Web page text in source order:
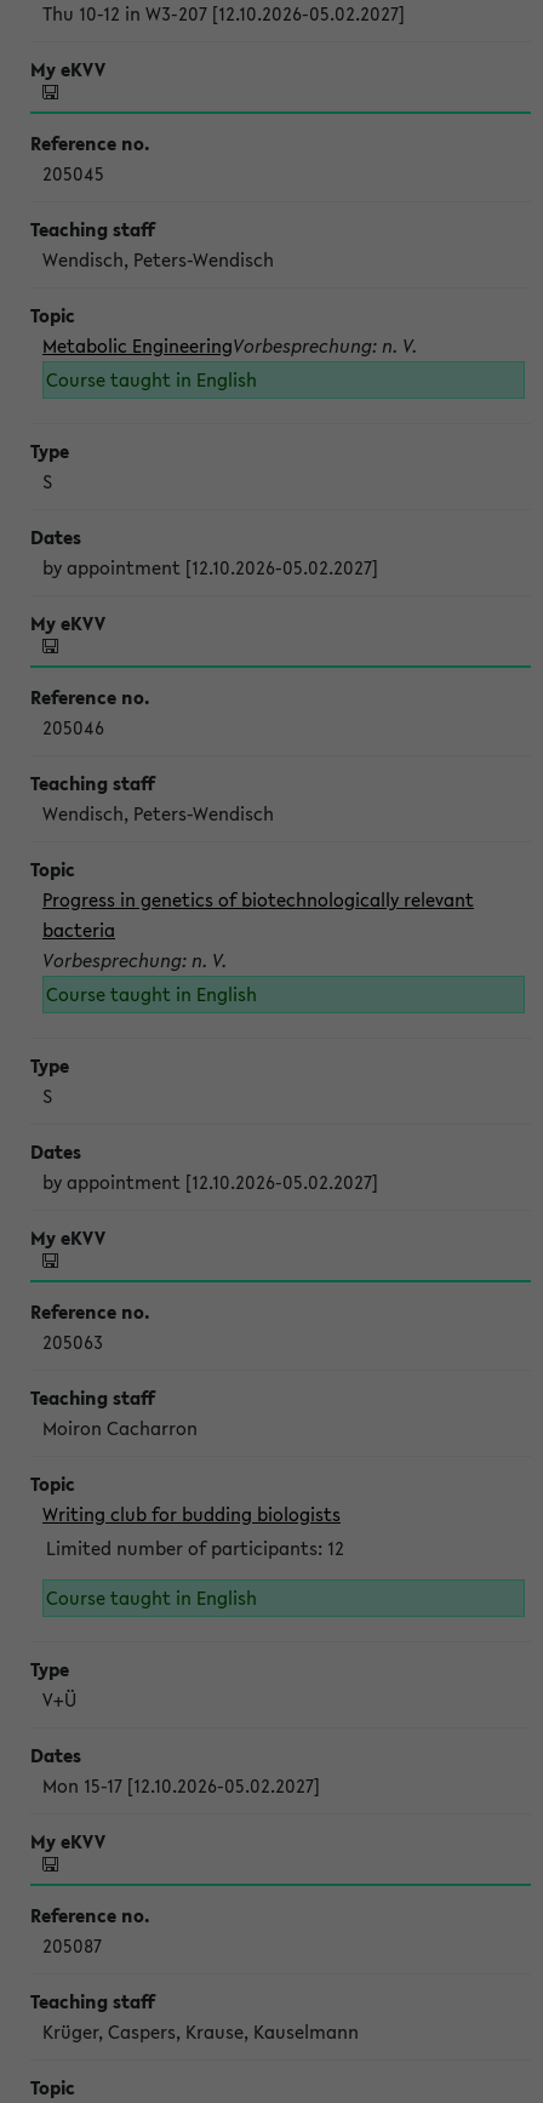
Thu 10-12 in W3-207 [12.10.2026-05.02.2027]
205045
Wendisch, Peters-Wendisch
Metabolic EngineeringVorbesprechung: n. V.
Course taught in English
S
by appointment [12.10.2026-05.02.2027]
205046
Wendisch, Peters-Wendisch
Progress in genetics of biotechnologically relevant
bacteria
Vorbesprechung: n. V.
Course taught in English
S
by appointment [12.10.2026-05.02.2027]
205063
Moiron Cacharron
Writing club for budding biologists
Limited number of participants: 12
Course taught in English
V+Ü
Mon 15-17 [12.10.2026-05.02.2027]
205087
Krüger, Caspers, Krause, Kauselmann